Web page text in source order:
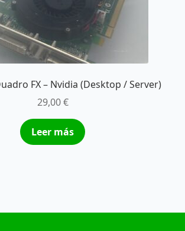
FX – Nvidia (Desktop / Server)
29,00€
Leer más